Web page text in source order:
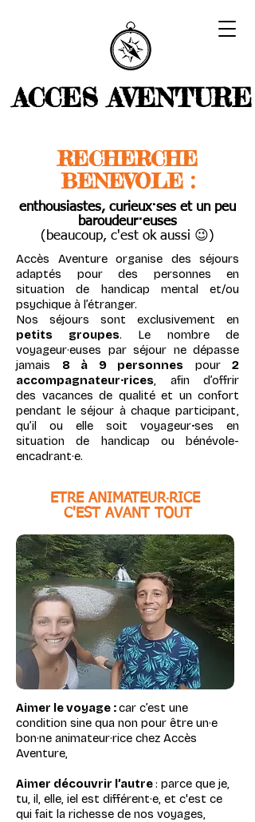
ACCES AVENTURE
RECHERCHE
BENEVOLE :
enthousiastes, curieux·ses et un peu
baroudeur·euses
(beaucoup, c'est ok aussi 😉)
Accès Aventure organise des séjours
adaptés pour des personnes en
situation de handicap mental et/ou
psychique à l’étranger.
Nos séjours sont exclusivement en
petits groupes. Le nombre de
voyageur·euses par séjour ne dépasse
jamais 8 à 9 personnes pour 2
accompagnateur·rices, afin d’offrir
des vacances de qualité et un confort
pendant le séjour à chaque participant,
qu’il ou elle soit voyageur·ses en
situation de handicap ou bénévole-
encadrant·e.
ETRE ANIMATEUR·RICE
C'EST AVANT TOUT
Aimer le voyage :car c’est une
condition sine qua non pour être un·e
bon·ne animateur·rice chez Accès
Aventure,
Aimer découvrir l’autre: parce que je,
tu, il, elle, iel est différent·e, et c'est ce
qui fait la richesse de nos voyages,